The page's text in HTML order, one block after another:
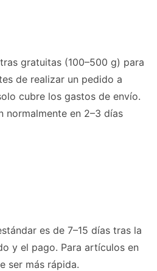
gratuitas (100–500 g) para
de realizar un pedido a
cubre los gastos de envío.
normalmente en 2–3 días
es de 7–15 días tras la
y el pago. Para artículos en
ser más rápida.